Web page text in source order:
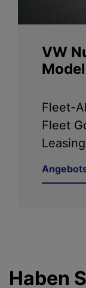
VW
Fleet-
Fleet
Haben